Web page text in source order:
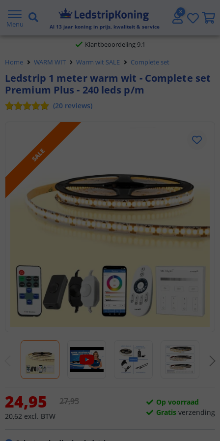
Menu Al 13 jaar koning in prijs, kwaliteit & service
Gratis verzending vanaf € 20,- NL en BE
Klantbeoordeling 9.1
Voor 23:45 uur besteld,morgen in huis
Home WARM WIT Warm wit SALE Complete set
Ledstrip 1 meter warm wit - Complete set
Premium Plus - 240 leds p/m
(20 reviews)
SALE
24,95
20,62 excl. BTW
27,95
Op voorraad
Gratis verzending